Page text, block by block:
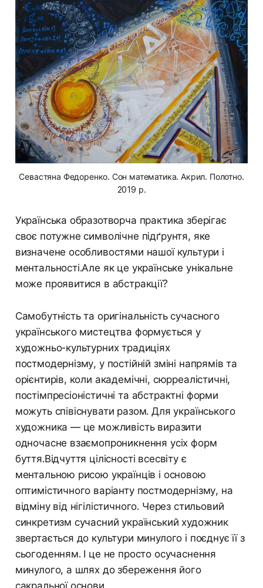
Севастяна Федоренко. Сон математика. Акрил. Полотно.
2019 р.
Українська образотворча практика зберігає
своє потужне символічне підґрунтя, яке
визначене особливостями нашої культури і
ментальності.Але як це українське унікальне
може проявитися в абстракції?
Самобутність та оригінальність сучасного
українського мистецтва формується у
художньо-культурних традиціях
постмодернізму, у постійній зміні напрямів та
орієнтирів, коли академічні, сюрреалістичні,
постімпресіоністичні та абстрактні форми
можуть співіснувати разом. Для українського
художника — це можливість виразити
одночасне взаємопроникнення усіх форм
буття.Відчуття цілісності всесвіту є
ментальною рисою українців і основою
оптимістичного варіанту постмодернізму, на
відміну від нігілістичного. Через стильовий
синкретизм сучасний український художник
звертається до культури минулого і поєднує її з
сьогоденням. І це не просто осучаснення
минулого, а шлях до збереження його